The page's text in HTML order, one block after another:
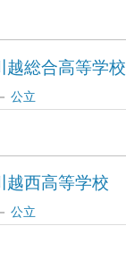
越総合高等学校
公立
越西高等学校
公立